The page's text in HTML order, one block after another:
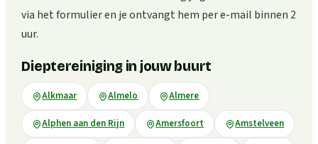
via het formulier en je ontvangt hem per e-mail binnen 2
uur.
Dieptereiniging in jouw buurt
Alkmaar Almelo Almere
Alphen aan den Rijn Amersfoort Amstelveen